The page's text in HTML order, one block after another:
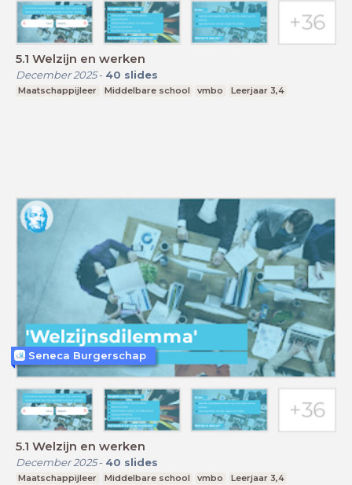
5.1 Welzijn en werken
December 2025- 40 slides
Maatschappijleer Middelbare school vmbo Leerjaar 3,4
5.1 Welzijn en werken
December 2025- 40 slides
Maatschappijleer Middelbare school vmbo Leerjaar 3,4
Seneca Burgerschap